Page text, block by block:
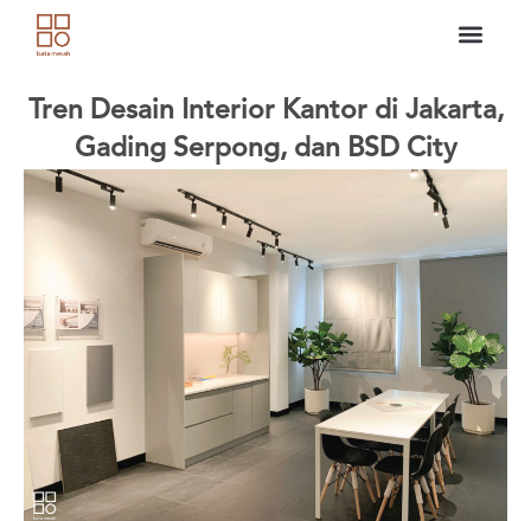
Tren Desain Interior Kantor di Jakarta,
Gading Serpong, dan BSD City